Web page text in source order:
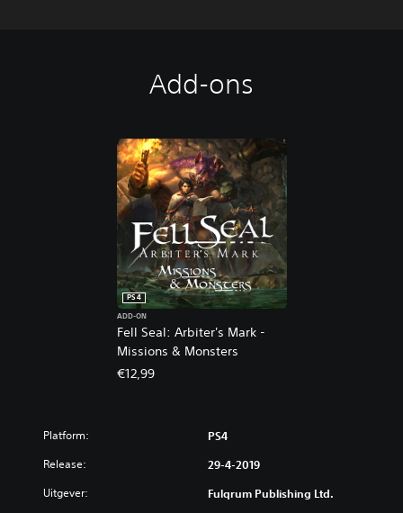
Add-ons
Fell Seal: Arbiter's Mark -
Missions & Monsters
PS4
ADD-ON
€12,99
Platform: PS4
Release: 29-4-2019
Uitgever: Fulqrum Publishing Ltd.